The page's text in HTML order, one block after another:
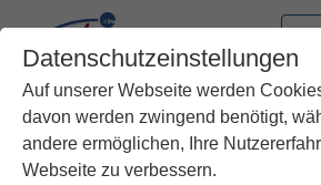
Datenschutzeinstellungen
Auf unserer Webseite werden
davon werden zwingend benötigt,
andere ermöglichen, Ihre
Webseite zu verbessern.